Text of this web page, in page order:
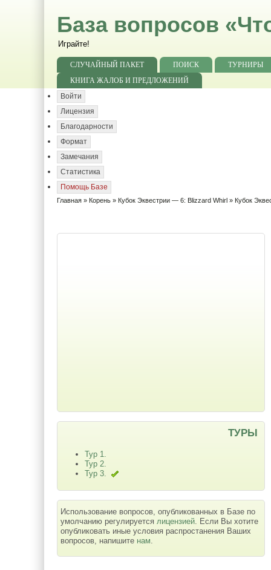
База вопросов
Играйте!
СЛУЧАЙНЫЙ ПАКЕТ ПОИСК
ТУРНИРЫ
КНИГА ЖАЛОБ И ПРЕДЛОЖЕНИЙ
Войти
Лицензия
Благодарности
Формат
Замечания
Статистика
Помощь Базе
Главная » Корень » Кубок Эквестрии — 6: Blizzard Whirl » Кубок
ТУРЫ
Тур 1.
Тур 2.
Тур 3.
Использование вопросов, опубликованных в Базе по
умолчанию регулируется лицензией. Если Вы хотите
опубликовать иные условия распростанения Ваших
вопросов, напишите нам.